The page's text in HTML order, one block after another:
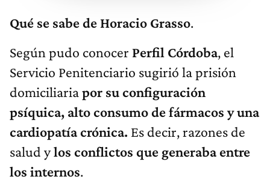
Qué se sabe de Horacio Grasso.
Según pudo conocer Perfil Córdoba, el
Servicio Penitenciario sugirió la prisión
domiciliariapor su configuración
psíquica, alto consumo de fármacos y una
cardiopatía crónica. Es decir, razones de
salud ylos conflictos que generaba entre
los internos.